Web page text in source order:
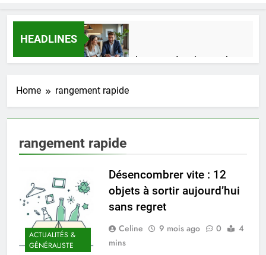
HEADLINES
Guide complet pour réussir un achat
1 Semaine Ago
impact dans le domaine médical
4 Mois Ago
Quel est le salaire de Myriam Seurat en
2025 ?
4 Mois Ago
Home rangement rapide
rangement rapide
ACTUALITÉS &
GÉNÉRALISTE
Désencombrer vite : 12
objets à sortir aujourd’hui
sans regret
Celine 9 mois ago 0
4
mins